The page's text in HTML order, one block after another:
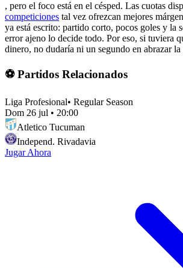
, pero el foco está en el césped. Las cuotas
competiciones tal vez ofrezcan mejores
ya está escrito: partido corto, pocos goles y la
error ajeno lo decide todo. Por eso, si tuviera
dinero, no dudaría ni un segundo en abrazar
⚽ Partidos Relacionados
Liga Profesional• Regular Season
Dom 26 jul • 20:00
Atletico Tucuman
Independ. Rivadavia
Jugar Ahora